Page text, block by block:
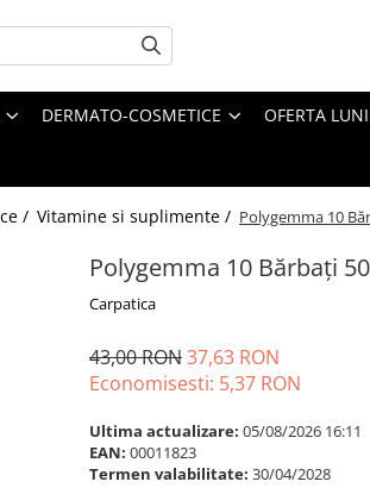
DERMATO-COSMETICE OFERTA
/ Vitamine si suplimente / Polygemma 10
Polygemma 10 Bărbați
Carpatica
43,00 RON37,63 RON
Economisesti: 5,37 RON
Ultima actualizare: 05/08/2026 16:11
EAN: 00011823
Termen valabilitate: 30/04/2028